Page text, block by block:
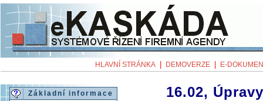
HLAVNÍ STRÁNKA DEMOVERZE E-
Základní informace 16.02,